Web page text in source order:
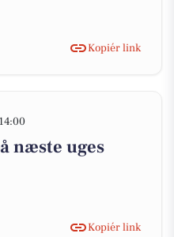
Kopiér link
næste uges
Kopiér link